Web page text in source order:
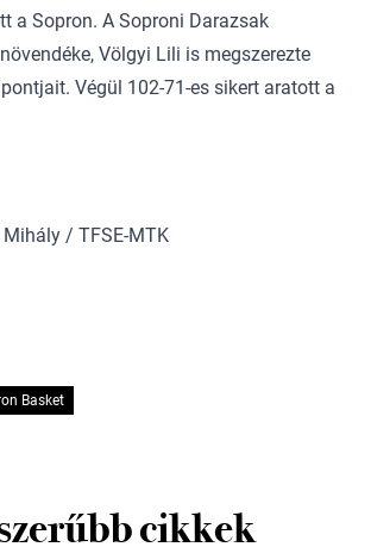
a Sopron. A Soproni Darazsak
Völgyi Lili is megszerezte
Végül 102-71-es sikert aratott a
/ TFSE-MTK
Basket
cikkek